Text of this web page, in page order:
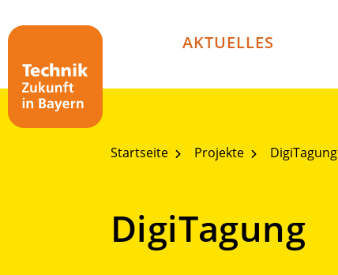
Technik - Zukunft in Bayern
AKTUELLES
Startseite Projekte DigiTagung
DigiTagung